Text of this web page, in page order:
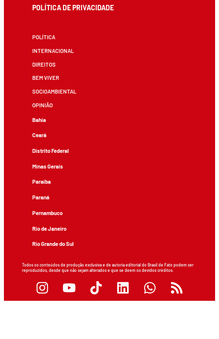
POLÍTICA DE PRIVACIDADE
POLÍTICA
INTERNACIONAL
DIREITOS
BEM VIVER
SOCIOAMBIENTAL
OPINIÃO
Bahia
Ceará
Distrito Federal
Minas Gerais
Paraíba
Paraná
Pernambuco
Rio de Janeiro
Rio Grande do Sul
Todos os conteúdos de produção exclusiva e de autoria editorial do Brasil de Fato podem ser
reproduzidos, desde que não sejam alterados e que se deem os devidos créditos.